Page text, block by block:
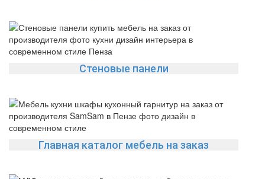
Стеновые панели
Главная каталог мебель на заказ